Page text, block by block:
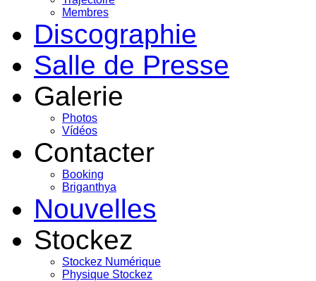
Membres
Discographie
Salle de Presse
Galerie
Photos
Vídéos
Contacter
Booking
Briganthya
Nouvelles
Stockez
Stockez Numérique
Physique Stockez